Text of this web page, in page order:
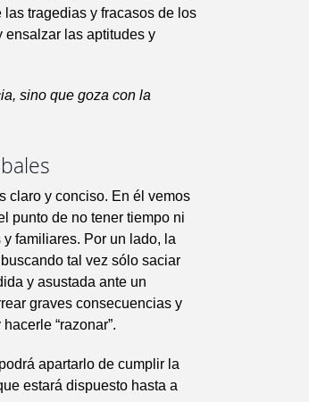
tragedias y fracasos de los
ensalzar las aptitudes y
sino que goza con la
claro y conciso. En él vemos
punto de no tener tiempo ni
familiares. Por un lado, la
tal vez sólo saciar
y asustada ante un
graves consecuencias y
“razonar”.
apartarlo de cumplir la
estará dispuesto hasta a